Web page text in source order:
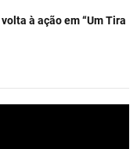
à ação em “Um Tira